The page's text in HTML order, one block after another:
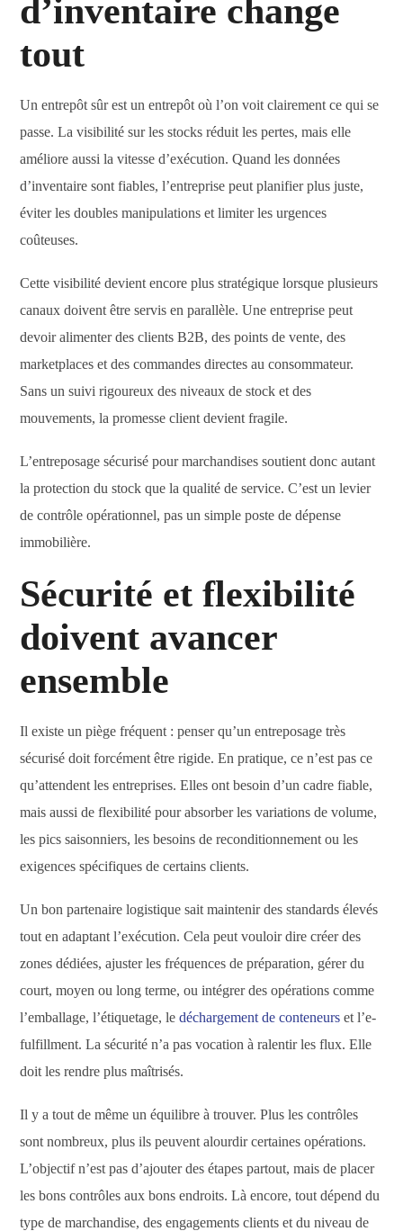
d’inventaire change
tout
Un entrepôt sûr est un entrepôt où l’on voit clairement ce qui se
passe. La visibilité sur les stocks réduit les pertes, mais elle
améliore aussi la vitesse d’exécution. Quand les données
d’inventaire sont fiables, l’entreprise peut planifier plus juste,
éviter les doubles manipulations et limiter les urgences
coûteuses.
Cette visibilité devient encore plus stratégique lorsque plusieurs
canaux doivent être servis en parallèle. Une entreprise peut
devoir alimenter des clients B2B, des points de vente, des
marketplaces et des commandes directes au consommateur.
Sans un suivi rigoureux des niveaux de stock et des
mouvements, la promesse client devient fragile.
L’entreposage sécurisé pour marchandises soutient donc autant
la protection du stock que la qualité de service. C’est un levier
de contrôle opérationnel, pas un simple poste de dépense
immobilière.
Sécurité et flexibilité
doivent avancer
ensemble
Il existe un piège fréquent : penser qu’un entreposage très
sécurisé doit forcément être rigide. En pratique, ce n’est pas ce
qu’attendent les entreprises. Elles ont besoin d’un cadre fiable,
mais aussi de flexibilité pour absorber les variations de volume,
les pics saisonniers, les besoins de reconditionnement ou les
exigences spécifiques de certains clients.
Un bon partenaire logistique sait maintenir des standards élevés
tout en adaptant l’exécution. Cela peut vouloir dire créer des
zones dédiées, ajuster les fréquences de préparation, gérer du
court, moyen ou long terme, ou intégrer des opérations comme
l’emballage, l’étiquetage, ledéchargement de conteneurs et l’e-
fulfillment. La sécurité n’a pas vocation à ralentir les flux. Elle
doit les rendre plus maîtrisés.
Il y a tout de même un équilibre à trouver. Plus les contrôles
sont nombreux, plus ils peuvent alourdir certaines opérations.
L’objectif n’est pas d’ajouter des étapes partout, mais de placer
les bons contrôles aux bons endroits. Là encore, tout dépend du
type de marchandise, des engagements clients et du niveau de